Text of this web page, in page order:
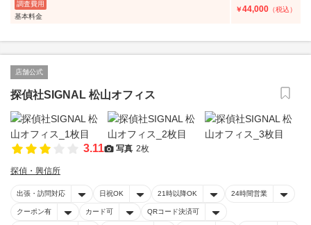
調査費用
基本料金
￥44,000 （税込）
店舗公式
探偵社SIGNAL 松山オフィス
3.11 写真 2枚
探偵・興信所
出張・訪問対応 日祝OK 21時以降OK 24時間営業
クーポン有 カード可 QRコード決済可